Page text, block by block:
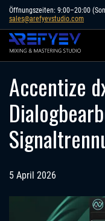
Skip
content
Öffnungszeiten: 9:00–20:00
sales@arefyevstudio.com
Accentize
5 April 2026